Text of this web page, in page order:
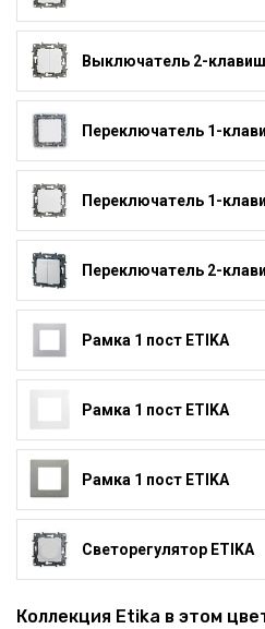
Выключатель 2-
Переключатель 1-
Переключатель 1-
Переключатель 2-
Рамка 1 пост ETIKA
Рамка 1 пост ETIKA
Рамка 1 пост ETIKA
Светорегулятор ETIKA
Коллекция Etika в этом